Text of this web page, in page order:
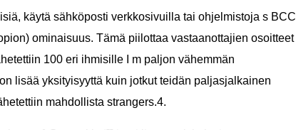
käytä sähköposti verkkosivuilla tai ohjelmistoja s BCC
ominaisuus. Tämä piilottaa vastaanottajien osoitteet
100 eri ihmisille I m paljon vähemmän
lisää yksityisyyttä kuin jotkut teidän paljasjalkainen
mahdollista strangers.4.